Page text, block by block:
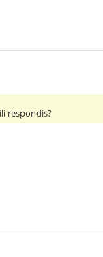
respondis?